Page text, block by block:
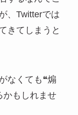
、Twitterでは
きてしまうと
なくても❝煽
かもしれませ